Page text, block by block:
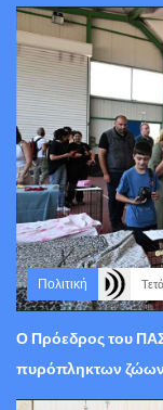
Πολιτική
Ο Πρόεδρος του
πυρόπληκτων